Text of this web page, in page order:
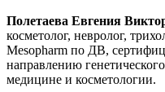
Полетаева Евгения
косметолог, невролог,
Mesopharm по ДВ,
направлению
медицине и косметологии.